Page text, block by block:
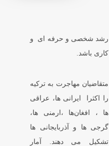
کاری باشد.
متقاضیان مهاجرت به ترکیه
را اکثرا ایرانی ها، عراقی
ها ، افغان‌ها ،ارمنی ها،
گرجی ها و آذربایجانی ها
تشکیل می دهند. آمار